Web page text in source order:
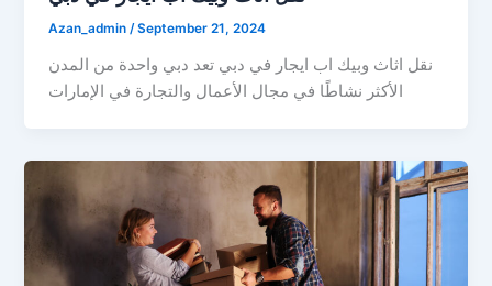
Azan_admin/September 21, 2024
نقل اثاث وبيك اب ايجار في دبي تعد دبي واحدة من المدن
الأكثر نشاطًا في مجال الأعمال والتجارة في الإمارات